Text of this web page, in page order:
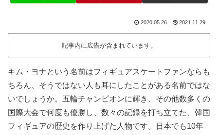
2020.05.26 2021.11.29
記事内に広告が含まれています。
キム・ヨナという名前はフィギュアスケートファンならも
ちろん、そうではない人も耳にしたことがある名前ではな
いでしょうか。五輪チャンピオンに輝き、その他数多くの
国際大会で何度も優勝し、数々の記録を打ち立てた、韓国
フィギュアの歴史を作り上げた人物です。日本でも10年